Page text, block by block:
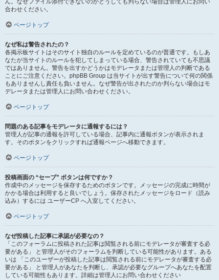
ん。なぜファイル添付できないのかどうしても判らない場合は管理人にお問い
合わせください。
ページトップ
なぜ私は警告されたの？
各掲示板サイトはそのサイト独自のルールを定めているのが普通です。もしあ
なたが当サイトのルールを犯してしまっている場合、警告されていても不思議
ではありません。警告を出すかどうかはモデレータまたは管理人の判断である
ことにご注意ください。phpBB Group は当サイトが出す警告について何の関係
もありませんし責任も負いません。なぜ警告が出されたのか判らない場合はモ
デレータまたは管理人にお問い合わせください。
ページトップ
問題のある記事をモデレータに通報するには？
管理人が記事の通報を許可している場合、記事内に通報ボタンが表示されま
す。そのボタンをクリックすれば通報ページへ移動できます。
ページトップ
投稿画面の “セーブ” ボタンは何ですか？
作成中のメッセージを保存するためのボタンです。メッセージの完成に時間が
かかる場合は利用すると良いでしょう。保存されたメッセージをロード（読み
込み）するには ユーザーCP へ入室してください。
ページトップ
なぜ投稿した記事に承認が必要なの？
「このフォーラムに投稿された記事は閲覧される前にモデレータが審査する必
要がある」 と管理人がそのフォーラムを判断している可能性があります。ある
いは 「このユーザーが投稿した記事は閲覧される前にモデレータが審査する必
要がある」 と管理人があなたを判断し、承認が必要なグループへあなたを配置
している可能性もあります。詳細は管理人にお問い合わせください